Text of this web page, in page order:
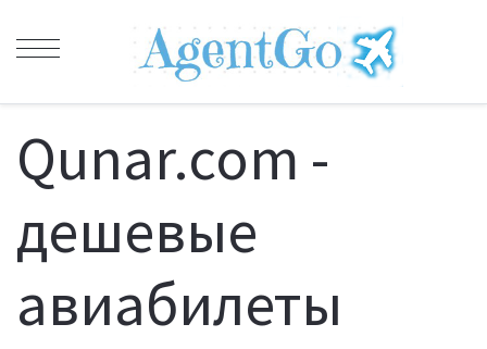
Qunar.com -
дешевые
авиабилеты